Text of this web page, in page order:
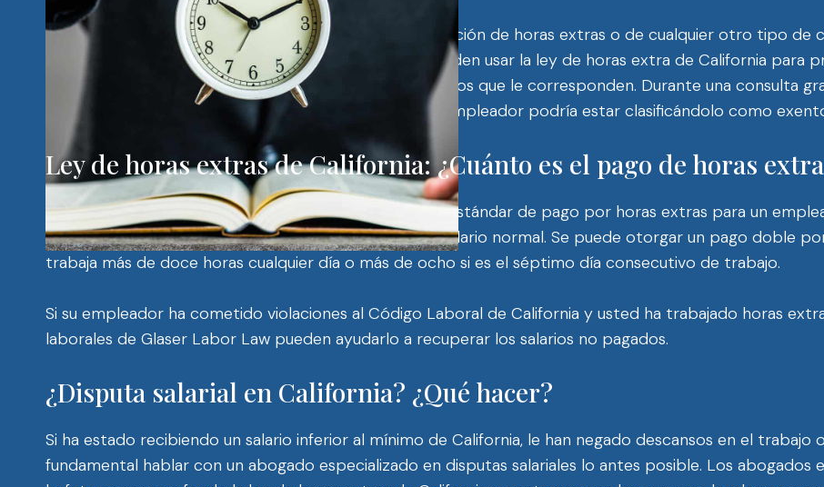
Si usted es víctima de una clasificación errónea de exención de horas extras o de cualquier otro tipo de
un abogado especializado en horas extras
Quienes pueden usar la ley de horas extra de California
cobrar las horas extra no pagadas y los salarios atrasados ​​que le corresponden. Durante una consulta
sus responsabilidades laborales para determinar si su empleador podría estar clasificándolo como
Ley de horas extras de California: ¿Cuánto es el pago de horas
La ley de horas extras de California establece la tarifa estándar de pago por horas extras para un
semanales y ocho horas diarias en una vez y media el salario normal. Se puede otorgar un pago doble
trabaja más de doce horas cualquier día o más de ocho si es el séptimo día consecutivo de trabajo.
Si su empleador ha cometido violaciones al Código Laboral de California y usted ha trabajado horas
laborales de Glaser Labor Law pueden ayudarlo a recuperar los salarios no pagados.
¿Disputa salarial en California? ¿Qué hacer?
Si ha estado recibiendo un salario inferior al mínimo de California, le han negado descansos en el
fundamental hablar con un abogado especializado en disputas salariales lo antes posible. Los abogados